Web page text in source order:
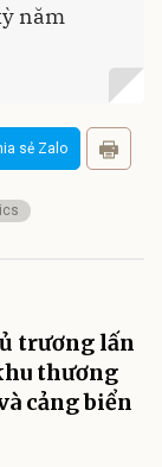
năm
sẻ Zalo
trương lấn
thương
cảng biển